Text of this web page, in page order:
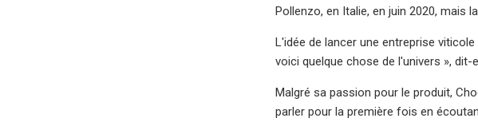
Pollenzo, en Italie, en juin 2020, mais
L'idée de lancer une entreprise
voici quelque chose de l'univers », dit-
Malgré sa passion pour le produit,
parler pour la première fois en